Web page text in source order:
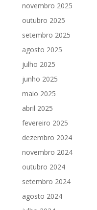
novembro 2025
outubro 2025
setembro 2025
agosto 2025
julho 2025
junho 2025
maio 2025
abril 2025
fevereiro 2025
dezembro 2024
novembro 2024
outubro 2024
setembro 2024
agosto 2024